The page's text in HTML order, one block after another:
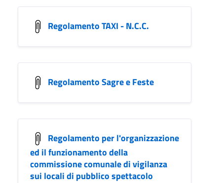
Regolamento TAXI - N.C.C.
Regolamento Sagre e Feste
Regolamento per l'organizzazione
ed il funzionamento della
commissione comunale di vigilanza
sui locali di pubblico spettacolo